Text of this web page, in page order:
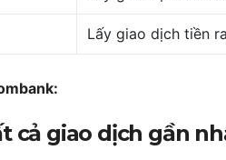
Lấy giao dịch tiền
cả giao dịch gần